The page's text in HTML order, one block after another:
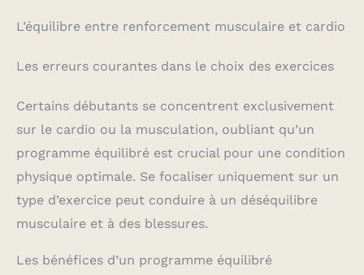
L’équilibre entre renforcement musculaire et cardio
Les erreurs courantes dans le choix des exercices
Certains débutants se concentrent exclusivement
sur le cardio ou la musculation, oubliant qu’un
programme équilibré est crucial pour une condition
physique optimale. Se focaliser uniquement sur un
type d’exercice peut conduire à un déséquilibre
musculaire et à des blessures.
Les bénéfices d’un programme équilibré